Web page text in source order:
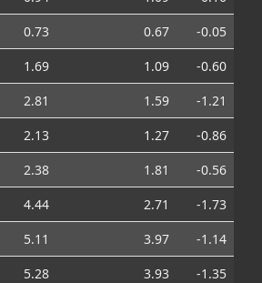
0.73 0.67
-0.05
1.69 1.09
-0.60
2.81 1.59
-1.21
2.13 1.27
-0.86
2.38 1.81
-0.56
4.44 2.71
-1.73
5.11 3.97
-1.14
5.28 3.93
-1.35